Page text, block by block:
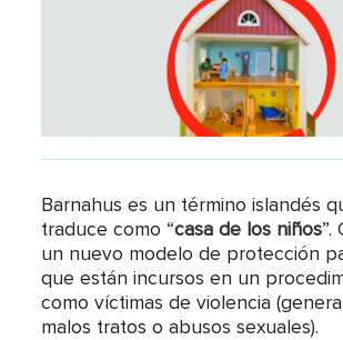
Barnahus es un término islandés
traduce como “casa de los niños”.
un nuevo modelo de protección
que están incursos en un
como víctimas de violencia
malos tratos o abusos sexuales).